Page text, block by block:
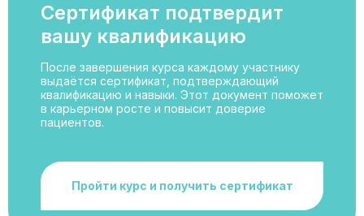
Сертификат подтвердит
вашу квалификацию
После завершения курса каждому участнику
выдаётся сертификат, подтверждающий
квалификацию и навыки. Этот документ поможет
в карьерном росте и повысит доверие
пациентов.
Пройти курс и получить сертификат